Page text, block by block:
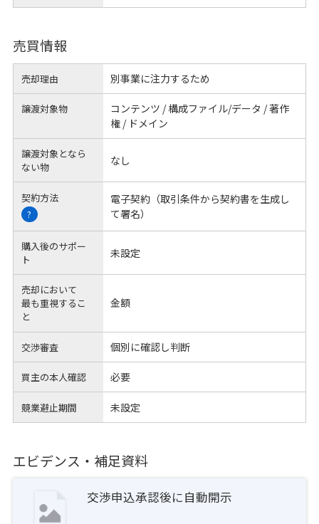
売買情報
売却理由 別事業に注力するため
譲渡対象物
コンテンツ / 構成ファイル/データ / 著作
権 / ドメイン
譲渡対象となら
ない物
なし
契約方法
?
電子契約（取引条件から契約書を生成し
て署名）
購入後のサポー
ト
未設定
売却において
最も重視するこ
と
金額
交渉審査 個別に確認し判断
買主の本人確認 必要
競業避止期間 未設定
エビデンス・補足資料
交渉申込承認後に自動開示